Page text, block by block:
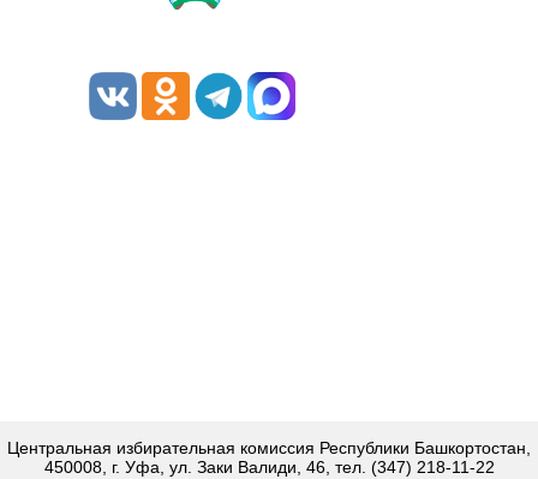
Центральная избирательная комиссия Республики Башкортостан,
450008, г. Уфа, ул. Заки Валиди, 46, тел. (347) 218-11-22